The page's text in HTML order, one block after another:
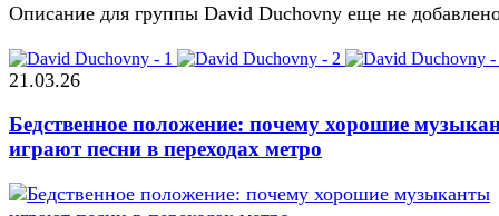
Описание для группы David Duchovny еще не
21.03.26
Бедственное положение: почему хорошие
играют песни в переходах метро